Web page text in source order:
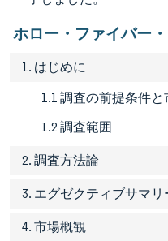
ホロー・ファイバー
1. はじめに
1.1 調査の前提条件
1.2 調査範囲
2. 調査方法論
3. エグゼクティブサマリ
4. 市場概観